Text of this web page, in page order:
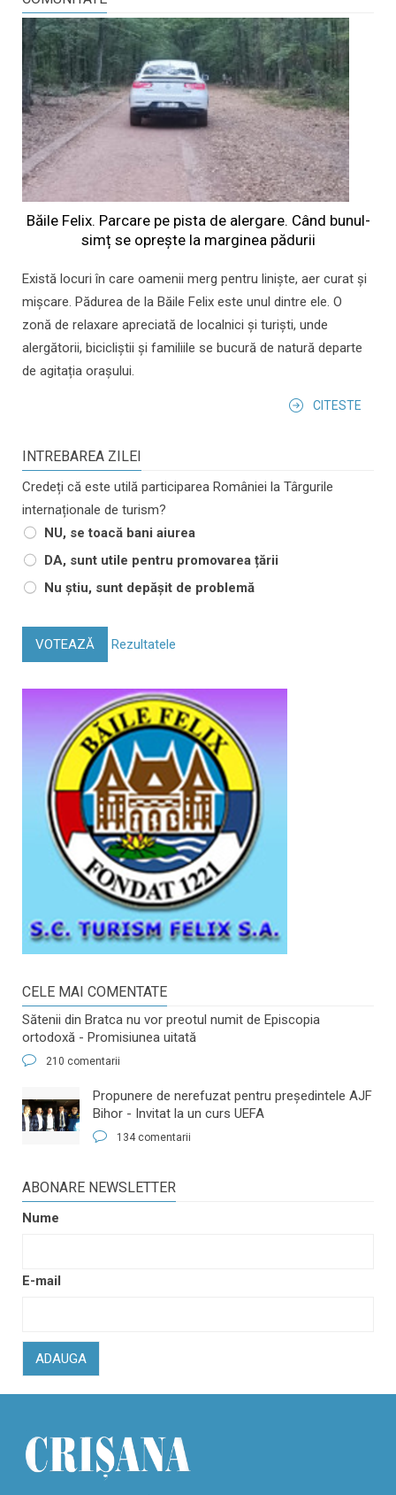
Băile Felix. Parcare pe pista de alergare. Când bunul-
simț se oprește la marginea pădurii
Există locuri în care oamenii merg pentru liniște, aer curat și
mișcare. Pădurea de la Băile Felix este unul dintre ele. O
zonă de relaxare apreciată de localnici și turiști, unde
alergătorii, bicicliștii și familiile se bucură de natură departe
de agitația orașului.
CITESTE
INTREBAREA ZILEI
Credeți că este utilă participarea României la Târgurile
internaționale de turism?
NU, se toacă bani aiurea
DA, sunt utile pentru promovarea țării
Nu știu, sunt depășit de problemă
VOTEAZĂ Rezultatele
CELE MAI COMENTATE
Sătenii din Bratca nu vor preotul numit de Episcopia
ortodoxă - Promisiunea uitată
210 comentarii
​Propunere de nerefuzat pentru preşedintele AJF
Bihor - Invitat la un curs UEFA
134 comentarii
ABONARE NEWSLETTER
Nume
E-mail
ADAUGA